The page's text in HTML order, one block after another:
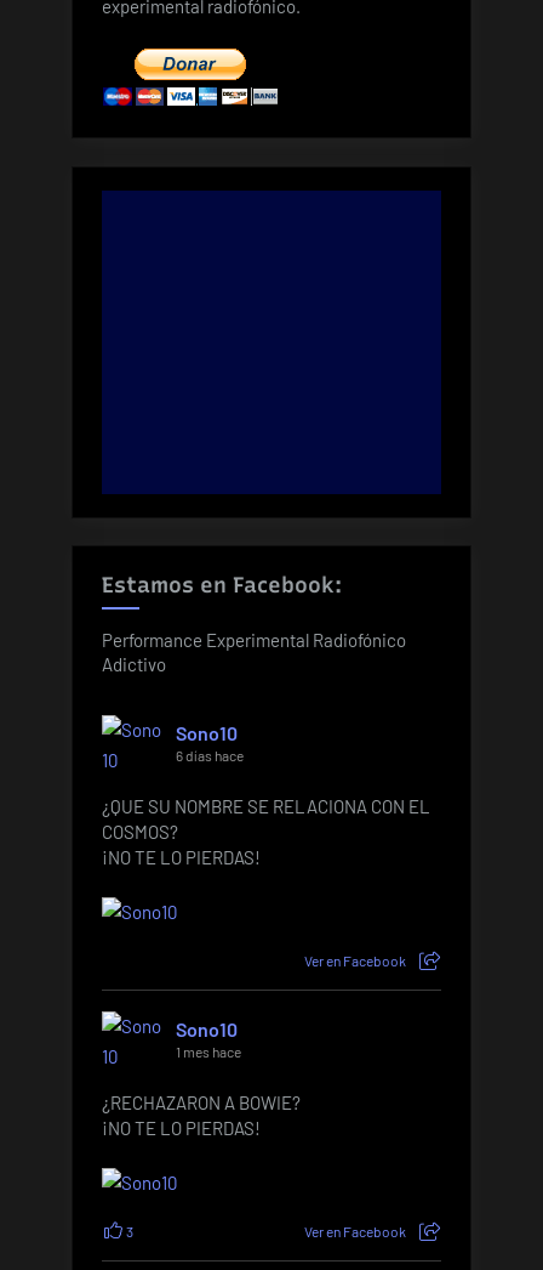
experimental radiofónico.
Estamos en Facebook:
Performance Experimental Radiofónico
Adictivo
Sono10
6 días hace
¿QUE SU NOMBRE SE RELACIONA CON EL
COSMOS?
¡NO TE LO PIERDAS!
Ver en Facebook
Sono10
1 mes hace
¿RECHAZARON A BOWIE?
¡NO TE LO PIERDAS!
3 Ver en Facebook